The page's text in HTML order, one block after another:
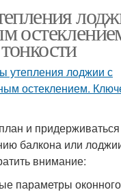
и
балкона или
внимание:
параметры оконного